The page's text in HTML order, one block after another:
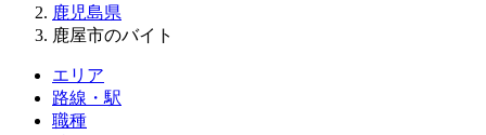
鹿児島県
鹿屋市のバイト
エリア
路線・駅
職種